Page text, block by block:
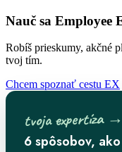
Nauč sa Employee
Robíš prieskumy, akčné
tvoj tím.
Chcem spoznať cestu EX
tvoja expertíza →
6 spôsobov,